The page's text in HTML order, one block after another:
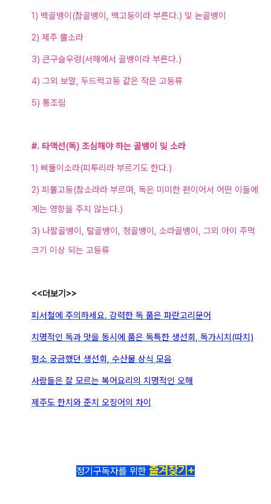
1) 백골뱅이(참골뱅이, 백고둥이라 부른다.) 및 논골뱅이
2) 제주 뿔소라
3) 큰구슬우렁(서해에서 골뱅이라 부른다.)
4) 그외 보말, 두드럭고둥 같은 작은 고둥류
5) 통조림
#. 타액선(독) 조심해야 하는 골뱅이 및 소라
1) 삐뚤이소라(피투리라 부르기도 한다.)
2) 피뿔고둥(참소라라 부르며, 독은 미미한 편이어서 어떤 이들에
게는 영향을 주지 않는다.)
3) 나팔골뱅이, 털골뱅이, 청골뱅이, 소라골뱅이, 그외 아이 주먹
크기 이상 되는 고둥류
<<더보기>>
피서철에 주의하세요. 강력한 독 품은 파란고리문어
치명적인 독과 맛을 동시에 품은 독특한 생선회, 독가시치(따치)
평소 궁금했던 생선회, 수산물 상식 모음
사람들은 잘 모르는 복어요리의 치명적인 오해
제주도 한치와 준치 오징어의 차이
정기구독자를 위한 즐겨찾기+